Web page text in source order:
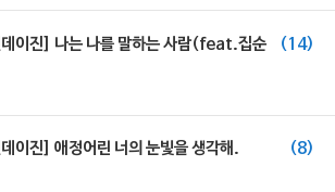
이진] 나는 나를 말하는 사람(feat.집순
(14)
이진] 애정어린 너의 눈빛을 생각해. (8)